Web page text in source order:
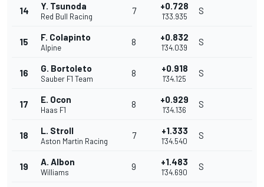
14 Y. Tsunoda
Red Bull Racing
7 +0.728
1'33.935
S
15 F. Colapinto
Alpine
8 +0.832
1'34.039
S
16 G. Bortoleto
Sauber F1 Team
8 +0.918
1'34.125
S
17 E. Ocon
Haas F1
8 +0.929
1'34.136
S
18 L. Stroll
Aston Martin Racing
7 +1.333
1'34.540
S
19 A. Albon
Williams
9 +1.483
1'34.690
S